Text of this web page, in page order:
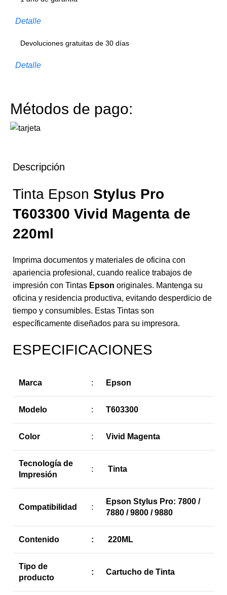
Detalle
Devoluciones gratuitas de 30 días
Detalle
Métodos de pago:
Descripción
Tinta Epson Stylus Pro
T603300 Vivid Magenta de
220ml
Imprima documentos y materiales de oficina con
apariencia profesional, cuando realice trabajos de
impresión con Tintas Epson originales. Mantenga su
oficina y residencia productiva, evitando desperdicio de
tiempo y consumibles. Estas Tintas son
específicamente diseñados para su impresora.
ESPECIFICACIONES
Marca : Epson
Modelo : T603300
Color : Vivid Magenta
Tecnología de
Impresión
: Tinta
Compatibilidad :
Epson Stylus Pro: 7800 /
7880 / 9800 / 9880
Contenido : 220ML
Tipo de
producto
: Cartucho de Tinta